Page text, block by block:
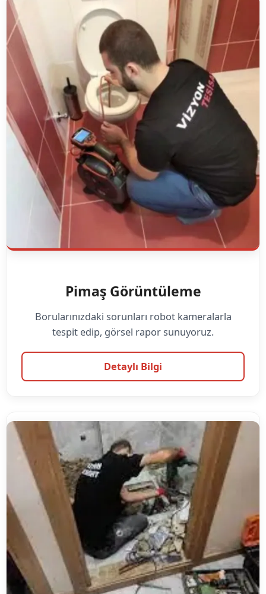
Pimaş Görüntüleme
Borularınızdaki sorunları robot kameralarla
tespit edip, görsel rapor sunuyoruz.
Detaylı Bilgi